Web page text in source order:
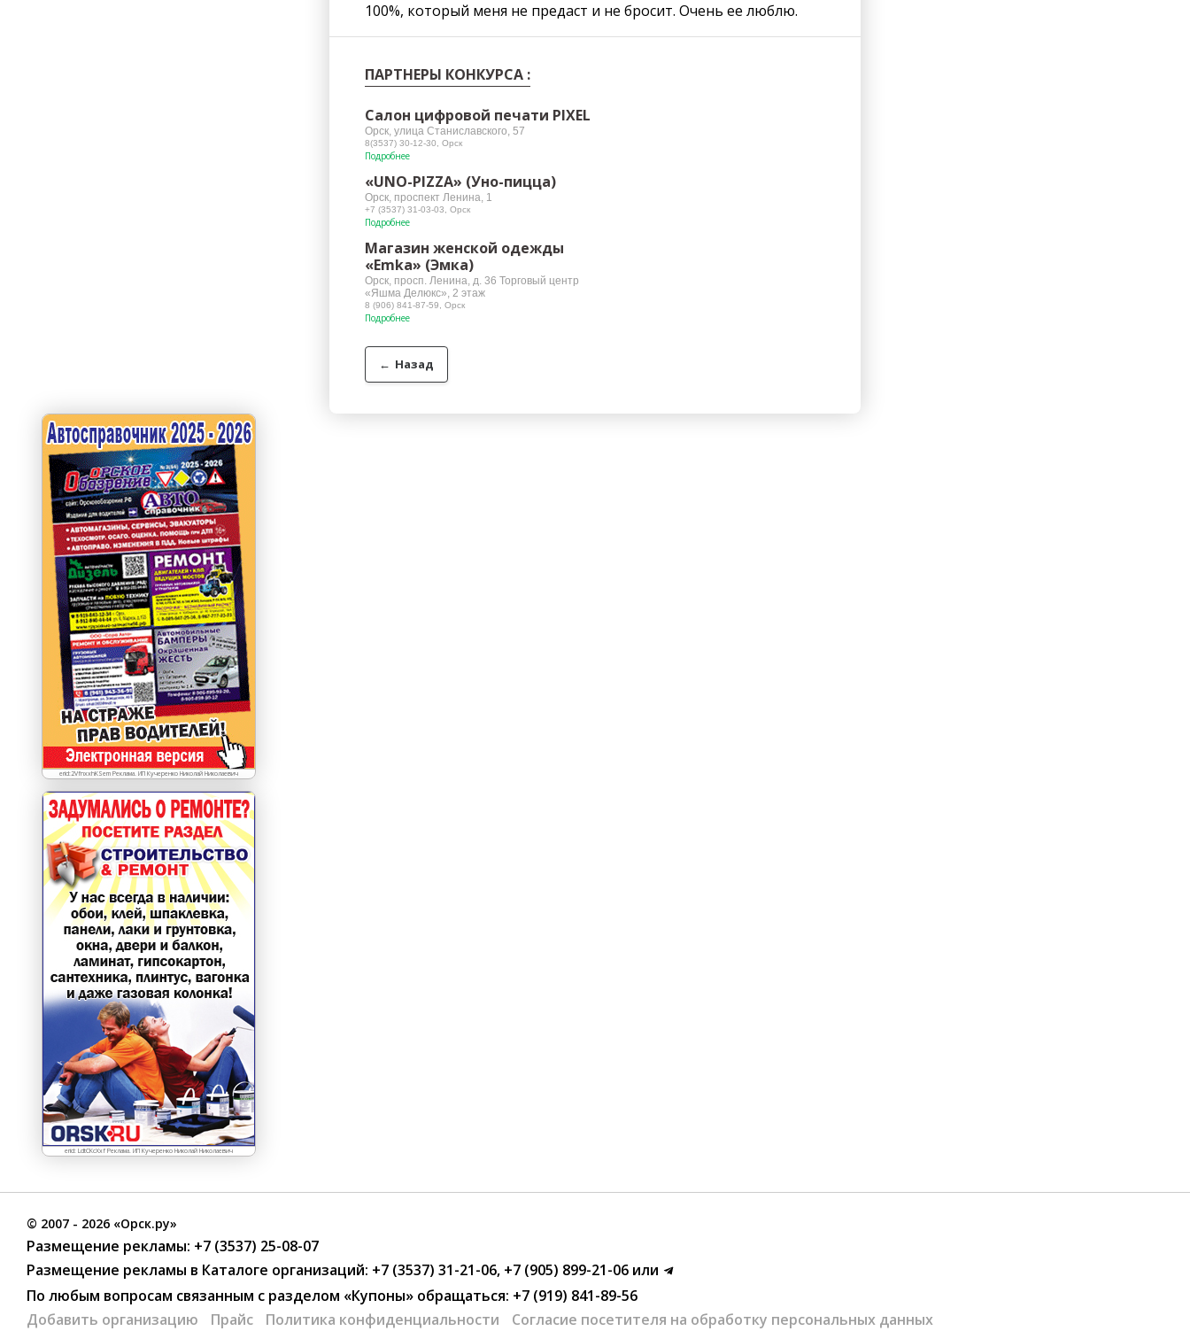
100%, который меня не предаст и не бросит. Очень ее люблю.
ПАРТНЕРЫ КОНКУРСА :
Салон цифровой печати PIXEL
Орск, улица Станиславского, 57
8(3537) 30-12-30, Орск
Подробнее
«UNO-PIZZA» (Уно-пицца)
Орск, проспект Ленина, 1
+7 (3537) 31-03-03, Орск
Подробнее
Магазин женской одежды
«Emka» (Эмка)
Орск, просп. Ленина, д. 36 Торговый центр
«Яшма Делюкс», 2 этаж
8 (906) 841-87-59, Орск
Подробнее
← Назад
erid:2VfnxxhKSem Реклама. ИП Кучеренко Николай Николаевич
erid: LdtCKcXxf Реклама. ИП Кучеренко Николай Николаевич
© 2007 - 2026 «Орск.ру»
Размещение рекламы: +7 (3537) 25-08-07
Размещение рекламы в Каталоге организаций: +7 (3537) 31-21-06, +7 (905) 899-21-06 или
По любым вопросам связанным с разделом «Купоны» обращаться: +7 (919) 841-89-56
Добавить организацию
Прайс Политика конфиденциальности Согласие посетителя на обработку персональных данных